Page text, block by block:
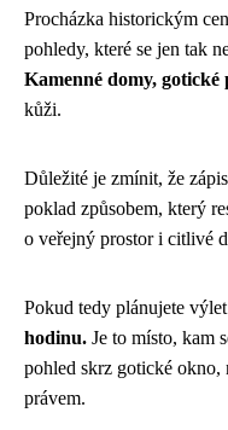
Procházka historickým
pohledy, které se jen tak
Kamenné domy,
kůži.
Důležité je zmínit, že
poklad způsobem, který
o veřejný prostor i citlivé
Pokud tedy plánujete
hodinu. Je to místo, kam
pohled skrz gotické
právem.